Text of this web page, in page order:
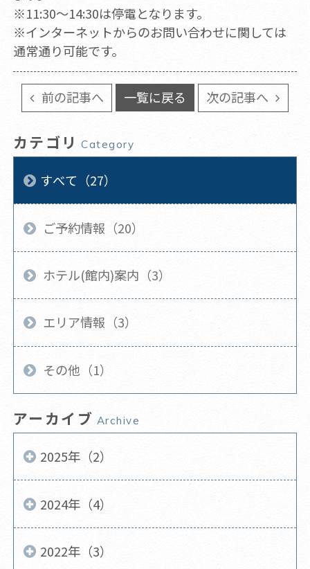
※11:30～14:30は停電となります。
※インターネットからのお問い合わせに関しては
通常通り可能です。
前の記事へ 一覧に戻る 次の記事へ
カテゴリ Category
すべて（27）
ご予約情報（20）
ホテル(館内)案内（3）
エリア情報（3）
その他（1）
アーカイブ Archive
2025年（2）
2024年（4）
2022年（3）